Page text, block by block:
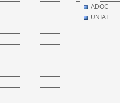
ADOC
UNIAT